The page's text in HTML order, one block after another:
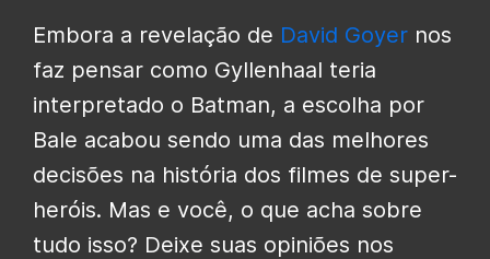
Embora a revelação de David Goyer nos
faz pensar como Gyllenhaal teria
interpretado o Batman, a escolha por
Bale acabou sendo uma das melhores
decisões na história dos filmes de super-
heróis. Mas e você, o que acha sobre
tudo isso? Deixe suas opiniões nos